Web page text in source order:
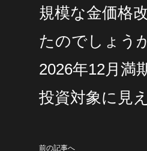
規模な金価格
たのでしょう
2026年12月満
投資対象に見
前の記事へ